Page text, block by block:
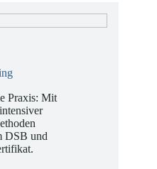
Praxis: Mit
und